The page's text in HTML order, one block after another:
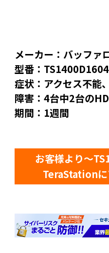
メーカー：バッファ
型番：TS1400D1604
症状：アクセス不能
障害：4台中2台の
期間：1週間
お客様より～
TeraStationに